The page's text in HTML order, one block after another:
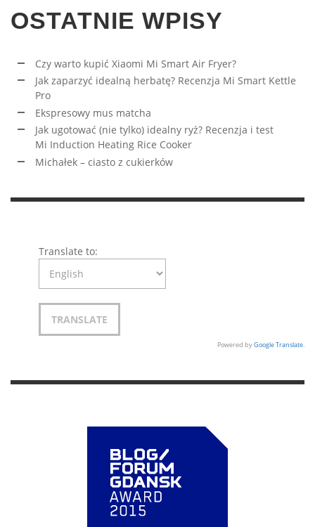
OSTATNIE WPISY
Czy warto kupić Xiaomi Mi Smart Air Fryer?
Jak zaparzyć idealną herbatę? Recenzja Mi Smart Kettle
Pro
Ekspresowy mus matcha
Jak ugotować (nie tylko) idealny ryż? Recenzja i test
Mi Induction Heating Rice Cooker
Michałek – ciasto z cukierków
Translate to:
Powered byGoogle Translate.